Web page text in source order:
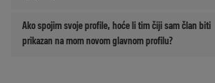
Ako spojim svoje profile, hoće li tim čiji sam član biti
prikazan na mom novom glavnom profilu?